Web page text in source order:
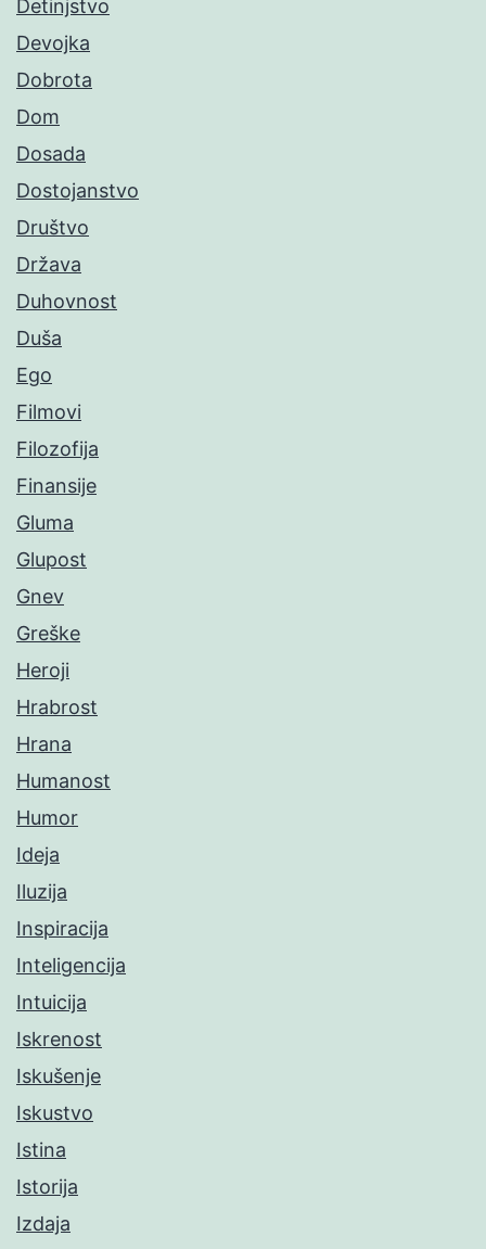
Detinjstvo
Devojka
Dobrota
Dom
Dosada
Dostojanstvo
Društvo
Država
Duhovnost
Duša
Ego
Filmovi
Filozofija
Finansije
Gluma
Glupost
Gnev
Greške
Heroji
Hrabrost
Hrana
Humanost
Humor
Ideja
Iluzija
Inspiracija
Inteligencija
Intuicija
Iskrenost
Iskušenje
Iskustvo
Istina
Istorija
Izdaja